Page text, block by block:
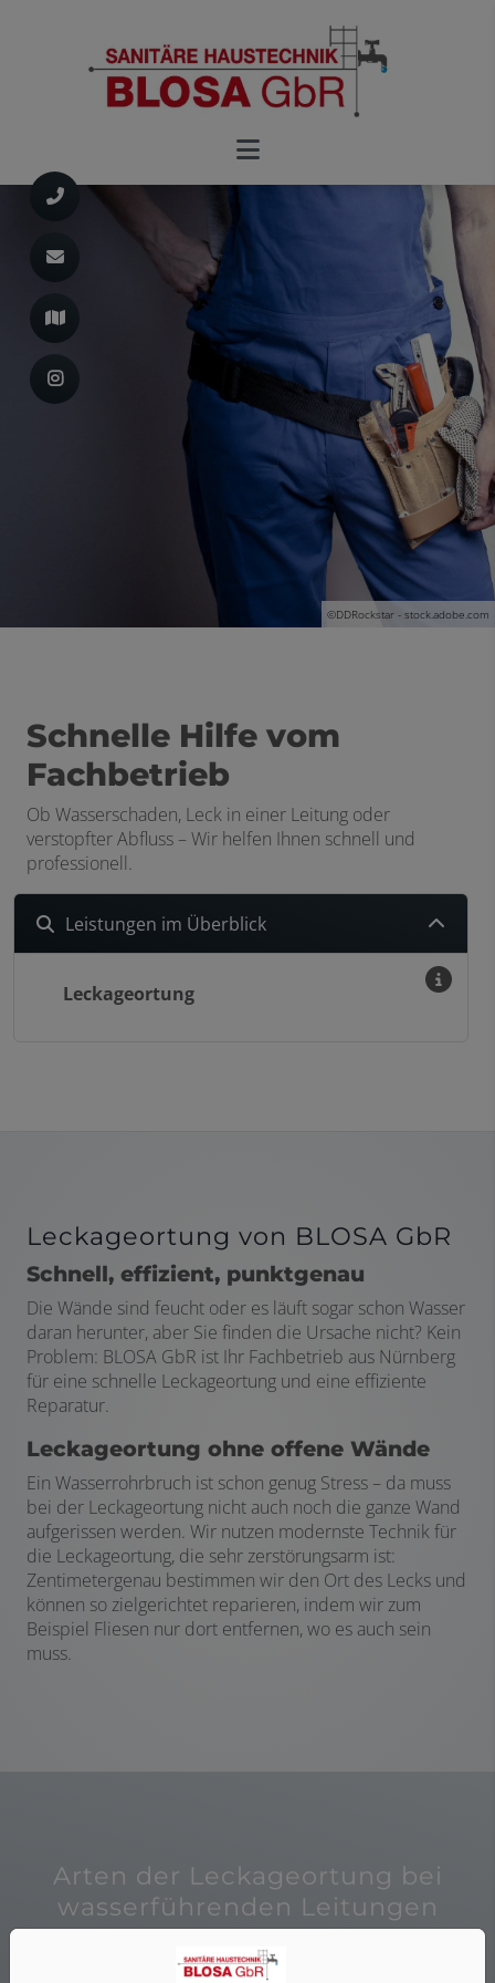
©DDRockstar - stock.adobe.com
Schnelle Hilfe vom
Fachbetrieb
Ob Wasserschaden, Leck in einer Leitung oder
verstopfter Abfluss – Wir helfen Ihnen schnell und
professionell.
Leistungen im Überblick
Leckageortung
Leckageortung von BLOSA GbR
Schnell, effizient, punktgenau
Die Wände sind feucht oder es läuft sogar schon Wasser
daran herunter, aber Sie finden die Ursache nicht? Kein
Problem: BLOSA GbR ist Ihr Fachbetrieb aus Nürnberg
für eine schnelle Leckageortung und eine effiziente
Reparatur.
Leckageortung ohne offene Wände
Ein Wasserrohrbruch ist schon genug Stress – da muss
bei der Leckageortung nicht auch noch die ganze Wand
aufgerissen werden. Wir nutzen modernste Technik für
die Leckageortung, die sehr zerstörungsarm ist:
Zentimetergenau bestimmen wir den Ort des Lecks und
können so zielgerichtet reparieren, indem wir zum
Beispiel Fliesen nur dort entfernen, wo es auch sein
muss.
Arten der Leckageortung bei
wasserführenden Leitungen
modernste Methoden